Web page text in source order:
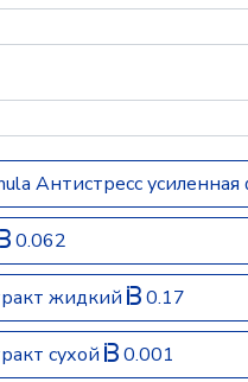
Антистресс
0.062
жидкий 0.17
сухой 0.001